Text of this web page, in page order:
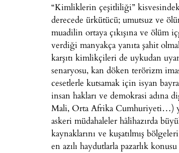
“Kimliklerin çeşitliliği”
derecede ürkütücü; umutsuz ve
muadilin ortaya çıkışına ve ölüm
verdiği manyakça yanıta şahit
karşıtı kimlikçileri de uykudan
senaryosu, kan döken terörizm
cesetlerle kutsamak için isyan
insan hakları ve demokrasi
Mali, Orta Afrika Cumhuriyeti…)
askeri müdahaleler hâlihazırda
kaynaklarını ve kuşatılmış
en azılı haydutlarla pazarlık